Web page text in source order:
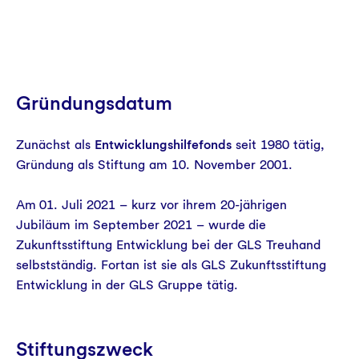
Gründungsdatum
Zunächst als Entwicklungshilfefonds seit 1980 tätig,
Gründung als Stiftung am 10. November 2001.
Am 01. Juli 2021 – kurz vor ihrem 20-jährigen
Jubiläum im September 2021 – wurde die
Zukunftsstiftung Entwicklung bei der GLS Treuhand
selbstständig. Fortan ist sie als GLS Zukunftsstiftung
Entwicklung in der GLS Gruppe tätig.
Stiftungszweck